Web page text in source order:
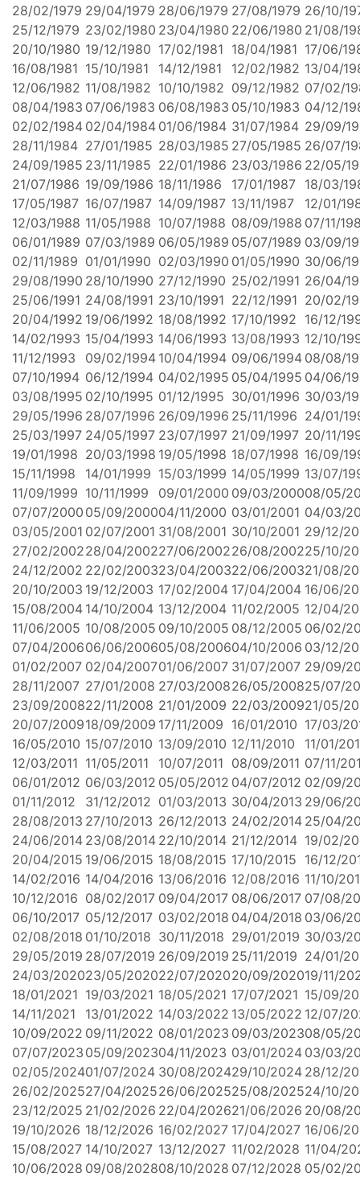
28/02/1979 29/04/1979 28/06/1979 27/08/1979 26/10/
25/12/1979 23/02/1980 23/04/1980 22/06/1980 21/08/
20/10/1980 19/12/1980 17/02/1981 18/04/1981 17/06/
16/08/1981 15/10/1981 14/12/1981 12/02/1982 13/04/
12/06/1982 11/08/1982 10/10/1982 09/12/1982 07/02/
08/04/1983 07/06/1983 06/08/1983 05/10/1983 04/12/
02/02/1984 02/04/1984 01/06/1984 31/07/1984 29/09/
28/11/1984 27/01/1985 28/03/1985 27/05/1985 26/07/
24/09/1985 23/11/1985 22/01/1986 23/03/1986 22/05/
21/07/1986 19/09/1986 18/11/1986 17/01/1987 18/03/
17/05/1987 16/07/1987 14/09/1987 13/11/1987
12/01/
12/03/1988 11/05/1988 10/07/1988 08/09/1988 07/11/
06/01/1989 07/03/1989 06/05/1989 05/07/1989 03/09/
02/11/1989 01/01/1990 02/03/1990 01/05/1990 30/06/
29/08/1990 28/10/1990 27/12/1990 25/02/1991 26/04/
25/06/1991 24/08/1991 23/10/1991 22/12/1991 20/02/
20/04/1992 19/06/1992 18/08/1992 17/10/1992 16/12/
14/02/1993 15/04/1993 14/06/1993 13/08/1993 12/10/
11/12/1993
09/02/1994 10/04/1994 09/06/1994 08/08/
07/10/1994 06/12/1994 04/02/1995 05/04/1995 04/06/
03/08/1995 02/10/1995 01/12/1995 30/01/1996 30/03/
29/05/1996 28/07/1996 26/09/1996 25/11/1996 24/01/
25/03/1997 24/05/1997 23/07/1997 21/09/1997 20/11/
19/01/1998 20/03/1998 19/05/1998 18/07/1998 16/09/
15/11/1998
14/01/1999 15/03/1999 14/05/1999 13/07/
11/09/1999 10/11/1999 09/01/2000 09/03/200008/05/
07/07/2000 05/09/200004/11/2000 03/01/2001 04/03/
03/05/2001 02/07/2001 31/08/2001 30/10/2001 29/12/
27/02/200228/04/200227/06/200226/08/200225/10/
24/12/2002 22/02/200323/04/200322/06/200321/08/
20/10/2003 19/12/2003 17/02/2004 17/04/2004 16/06/
15/08/2004 14/10/2004 13/12/2004 11/02/2005 12/04/
11/06/2005 10/08/2005 09/10/2005 08/12/2005 06/02/
07/04/200606/06/200605/08/200604/10/2006 03/12/
01/02/2007 02/04/200701/06/2007 31/07/2007 29/09/
28/11/2007 27/01/2008 27/03/200826/05/200825/07/
23/09/200822/11/2008 21/01/2009 22/03/200921/05/
20/07/200918/09/2009 17/11/2009 16/01/2010 17/03/
16/05/2010 15/07/2010 13/09/2010 12/11/2010
11/01/
12/03/2011 11/05/2011 10/07/2011 08/09/2011 07/11/
06/01/2012 06/03/2012 05/05/2012 04/07/2012 02/09/
01/11/2012
31/12/2012 01/03/2013 30/04/2013 29/06/
28/08/2013 27/10/2013 26/12/2013 24/02/2014 25/04/
24/06/2014 23/08/2014 22/10/2014 21/12/2014 19/02/
20/04/2015 19/06/2015 18/08/2015 17/10/2015 16/12/
14/02/2016 14/04/2016 13/06/2016 12/08/2016 11/10/
10/12/2016 08/02/2017 09/04/2017 08/06/2017 07/08/
06/10/2017 05/12/2017 03/02/2018 04/04/2018 03/06/
02/08/2018 01/10/2018 30/11/2018 29/01/2019 30/03/
29/05/2019 28/07/2019 26/09/2019 25/11/2019 24/01/
24/03/202023/05/202022/07/202020/09/202019/11/
18/01/2021 19/03/2021 18/05/2021 17/07/2021 15/09/
14/11/2021
13/01/2022 14/03/2022 13/05/2022 12/07/
10/09/2022 09/11/2022 08/01/2023 09/03/202308/05/
07/07/2023 05/09/202304/11/2023 03/01/2024 03/03/
02/05/202401/07/2024 30/08/202429/10/2024 28/12/
26/02/202527/04/202526/06/202525/08/202524/10/
23/12/2025 21/02/2026 22/04/202621/06/2026 20/08/
19/10/2026 18/12/2026 16/02/2027 17/04/2027 16/06/
15/08/2027 14/10/2027 13/12/2027 11/02/2028 11/04/
10/06/2028 09/08/202808/10/2028 07/12/2028 05/02/